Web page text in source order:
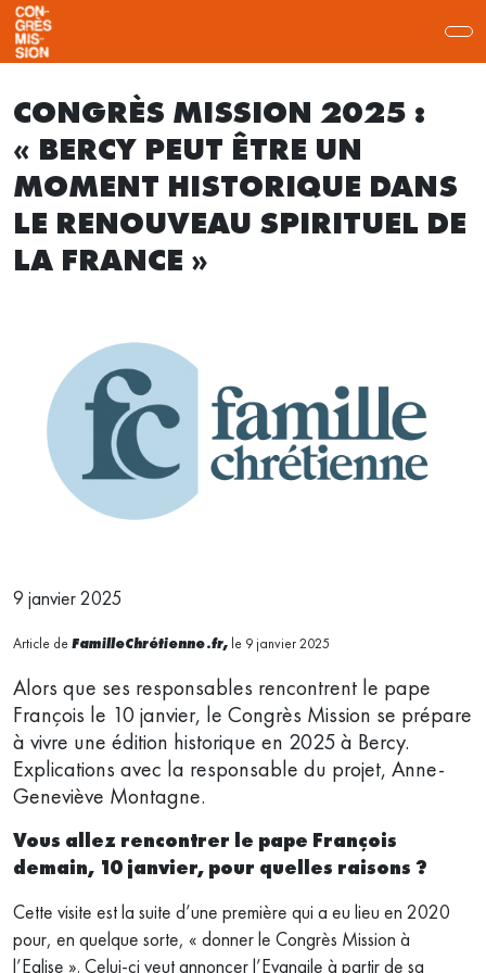
CONGRÈS MISSION 2025 :
« BERCY PEUT ÊTRE UN
MOMENT HISTORIQUE DANS
LE RENOUVEAU SPIRITUEL DE
LA FRANCE »
9 janvier 2025
Article deFamilleChrétienne.fr, le 9 janvier 2025
Alors que ses responsables rencontrent le pape
François le 10 janvier, le Congrès Mission se prépare
à vivre une édition historique en 2025 à Bercy.
Explications avec la responsable du projet, Anne-
Geneviève Montagne.
Vous allez rencontrer le pape François
demain, 10 janvier, pour quelles raisons ?
Cette visite est la suite d’une première qui a eu lieu en 2020
pour, en quelque sorte, « donner le Congrès Mission à
l’Eglise ». Celui-ci veut annoncer l’Evangile à partir de sa